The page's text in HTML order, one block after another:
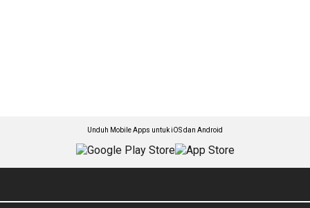
Unduh Mobile Apps untuk iOS dan Android